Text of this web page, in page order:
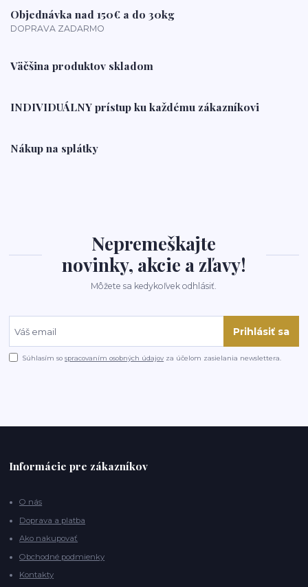
Objednávka nad 150€ a do 30kg
DOPRAVA ZADARMO
Väčšina produktov skladom
INDIVIDUÁLNY prístup ku každému zákazníkovi
Nákup na splátky
Nepremeškajte
novinky, akcie a zľavy!
Môžete sa kedykoľvek odhlásiť.
Prihlásiť sa
Súhlasím sospracovaním osobných údajov za účelom zasielania newslettera.
Informácie pre zákazníkov
O nás
Doprava a platba
Ako nakupovať
Obchodné podmienky
Kontakty